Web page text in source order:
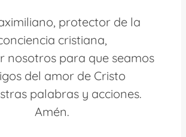
protector de la
cristiana,
nosotros para que seamos
del amor de Cristo
palabras y acciones.
Amén.